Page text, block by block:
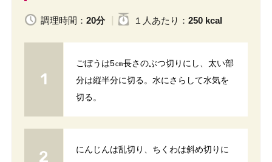
調理時間： 20分 １人 あたり ： 250 kcal
ごぼうは5㎝長さのぶつ切りにし、太い部
分は縦半分に切る。水にさらして水気を
切る。
にんじんは乱切り、ちくわは斜め切りに